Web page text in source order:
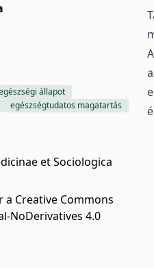
állapot
egészségtudatos magatartás
et Sociologica
a Creative Commons
NoDerivatives 4.0